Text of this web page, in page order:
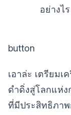
อย่างไร
button
เอาล่ะ เตรียม
ดำดิ่งสู่โลกแห่ง
ที่มีประสิทธิภา